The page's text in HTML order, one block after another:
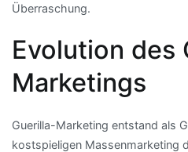
Überraschung.
Evolution des
Marketings
Guerilla-Marketing entstand als
kostspieligen Massenmarketing